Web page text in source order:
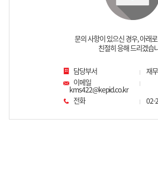
문의 사항이 있으신 경우, 아래
친절히 응해 드리겠습
담당부서
재
이메일
kms422@kepid.co.kr
전화
02-